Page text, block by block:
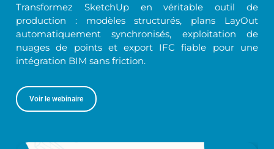
Transformez SketchUp en véritable outil de
production : modèles structurés, plans LayOut
automatiquement synchronisés, exploitation de
nuages de points et export IFC fiable pour une
intégration BIM sans friction.
Voir le webinaire